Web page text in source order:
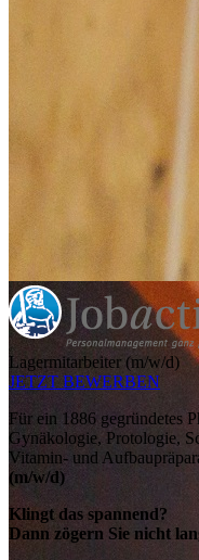
Lagermitarbeiter (m/w/d)
JETZT BEWERBEN
Für ein 1886 gegründetes
Gynäkologie, Protologie,
Vitamin- und
(m/w/d)
Klingt das spannend?
Dann zögern Sie nicht